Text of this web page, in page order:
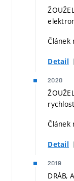
Článek
Detail
2020
Článek
Detail
2019
DRÁB,